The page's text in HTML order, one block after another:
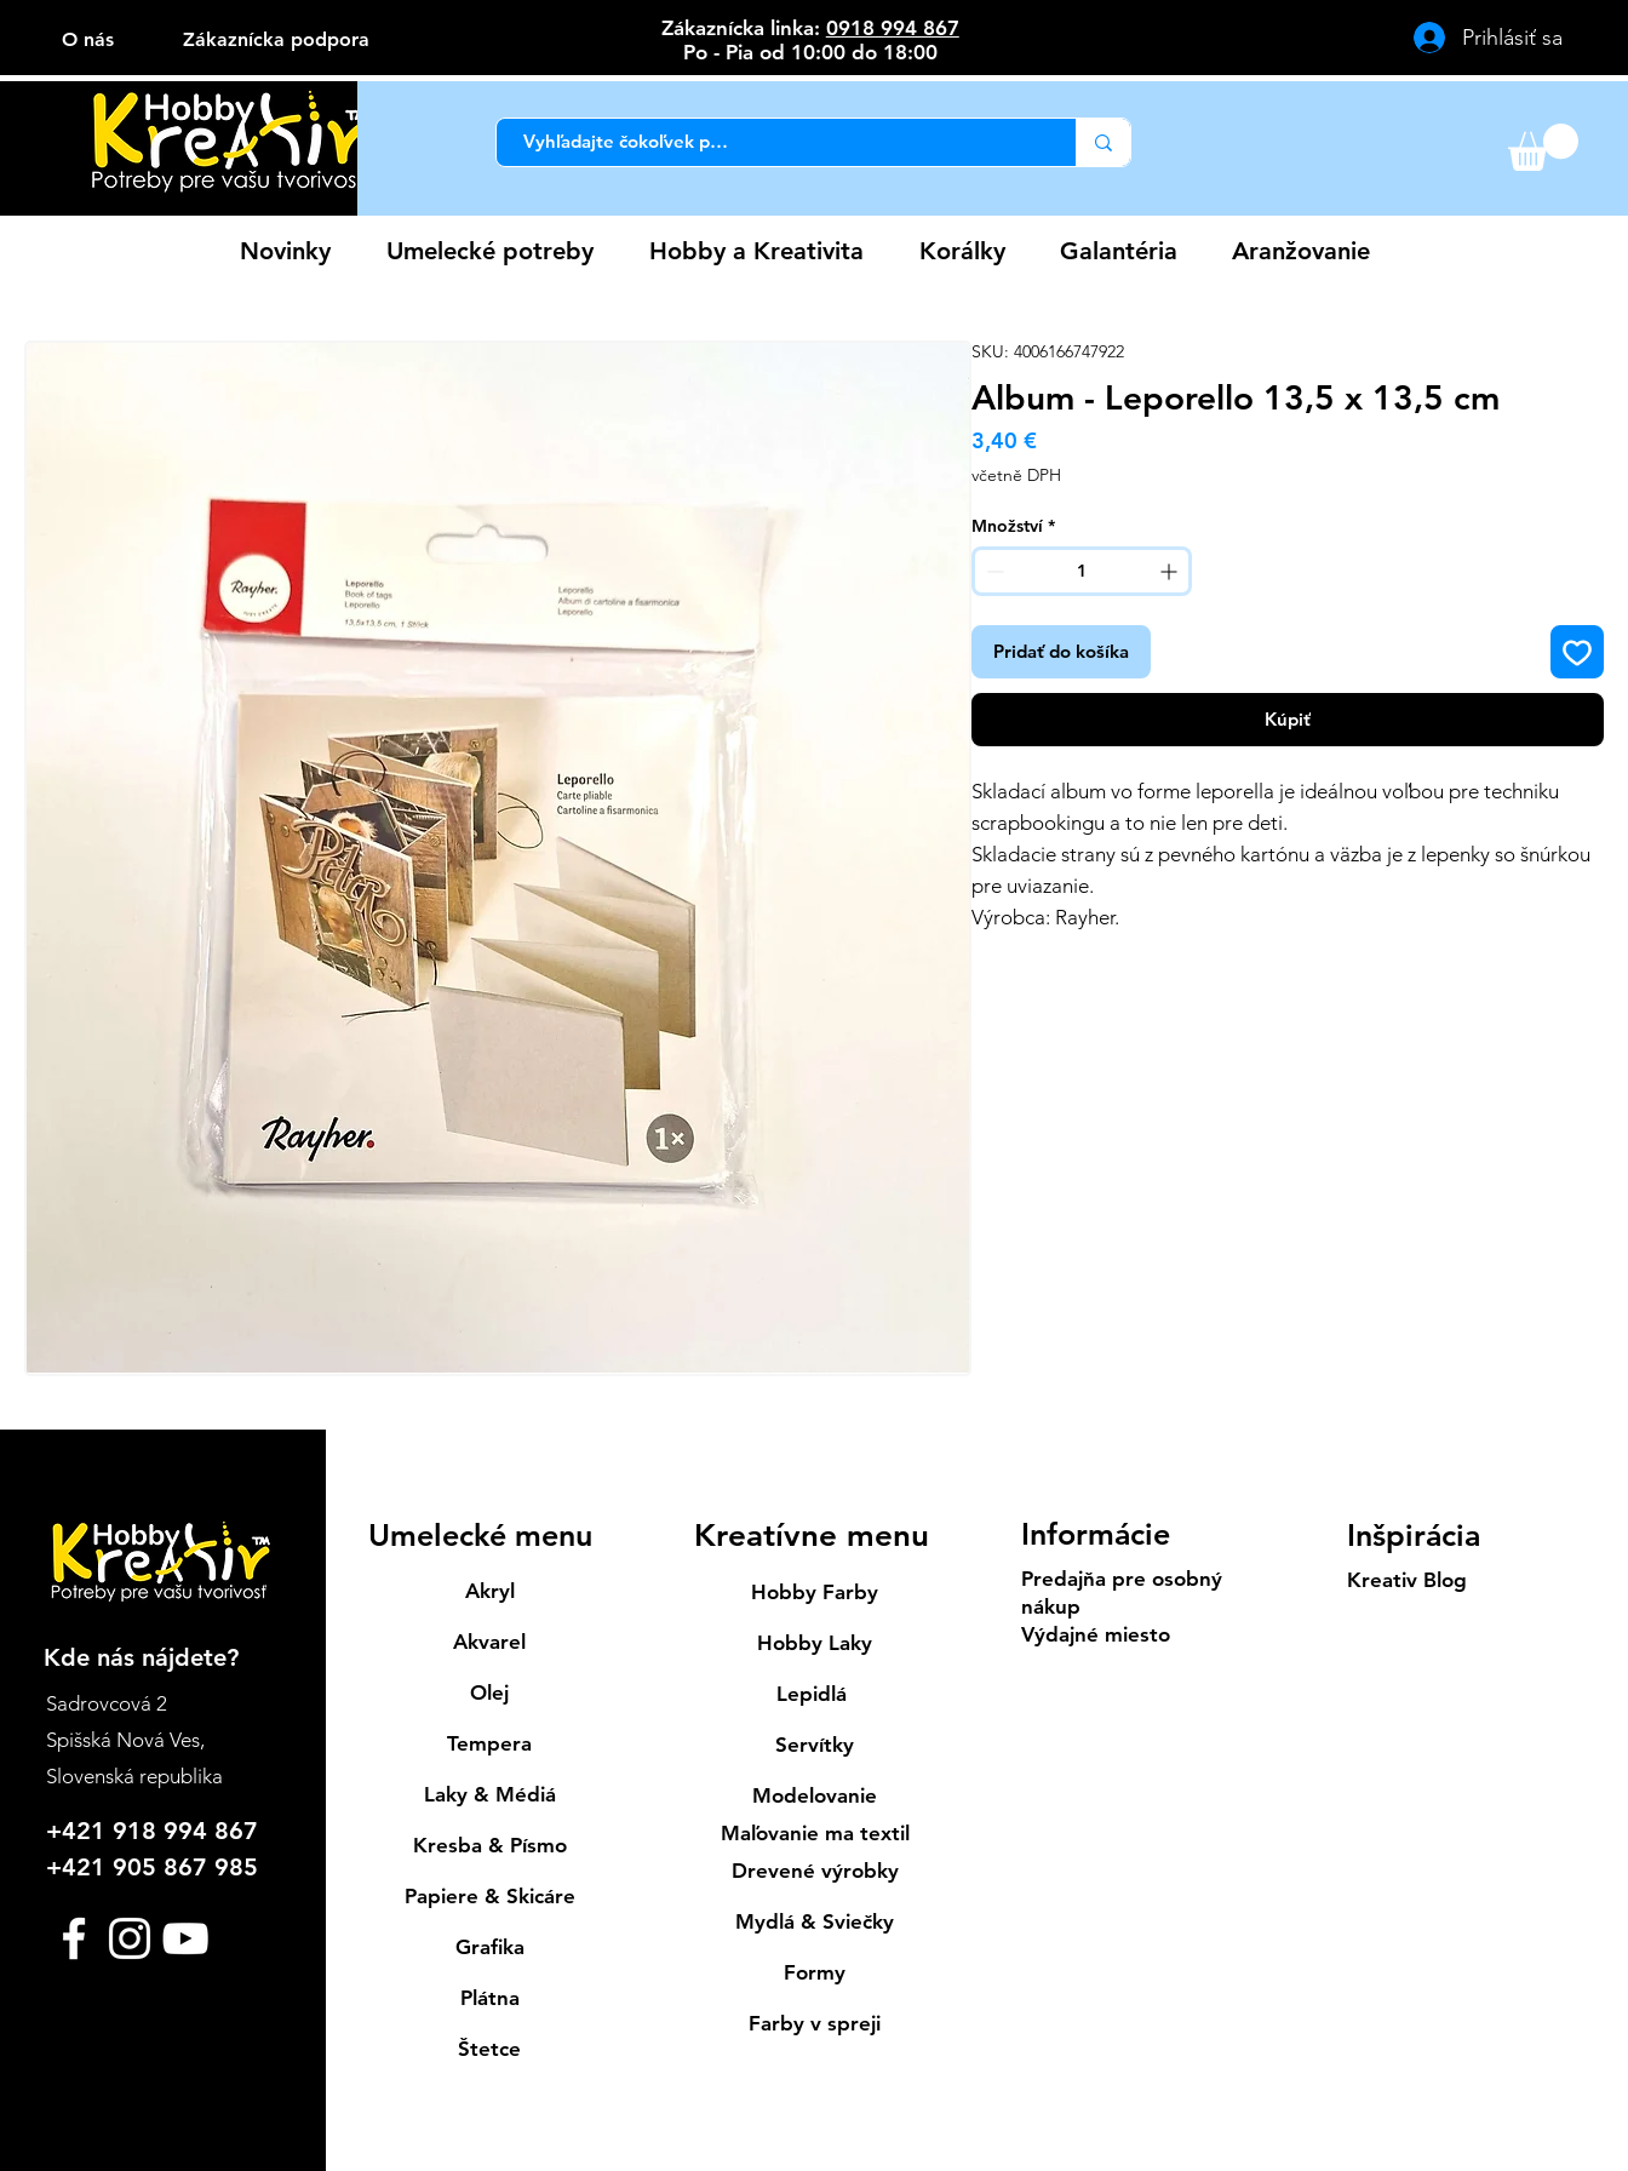
O nás Zákaznícka podpora Zákaznícka linka: 0918 994 867
Po - Pia od 10:00 do 18:00
Prihlásiť sa
Novinky Umelecké potreby Hobby a Kreativita Korálky Galantéria Aranžovanie
SKU: 4006166747922
Album - Leporello 13,5 x 13,5 cm
3,40 €Cena
včetně DPH
Množství *
Pridať do košíka
Kúpiť
Skladací album vo forme leporella je ideálnou voľbou pre techniku
scrapbookingu a to nie len pre deti.
Skladacie strany sú z pevného kartónu a väzba je z lepenky so šnúrkou
pre uviazanie.
Výrobca: Rayher.
Kde nás nájdete?
Sadrovcová 2
Spišská Nová Ves,
Slovenská republika
+421 918 994 867
+421 905 867 985
Umelecké menu
Akryl
Akvarel
Olej
Tempera
Laky & Médiá
Kresba & Písmo
Papiere & Skicáre
Grafika
Plátna
Štetce
Kreatívne menu
Hobby Farby
Hobby Laky
Lepidlá
Servítky
Modelovanie
Maľovanie ma textil
Drevené výrobky
Mydlá & Sviečky
Formy
Farby v spreji
Informácie
Predajňa pre osobný
nákup
Výdajné miesto
Inšpirácia
Kreativ Blog